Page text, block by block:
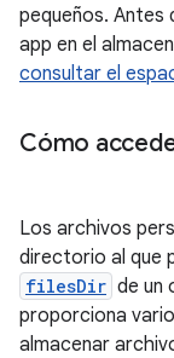
pequeños. Antes
app en el
consultar el
Cómo
Los archivos
directorio al que
filesDir de un
proporciona
almacenar